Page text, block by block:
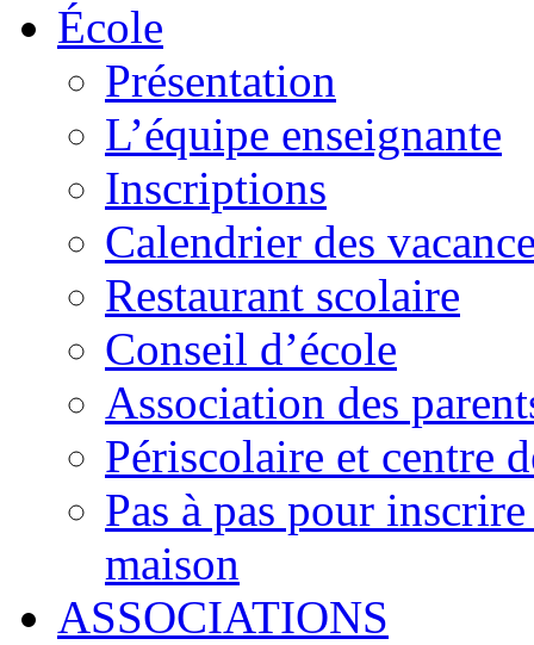
École
Présentation
L’équipe enseignante
Inscriptions
Calendrier des
Restaurant scolaire
Conseil d’école
Association des
Périscolaire et centre
Pas à pas pour
maison
ASSOCIATIONS